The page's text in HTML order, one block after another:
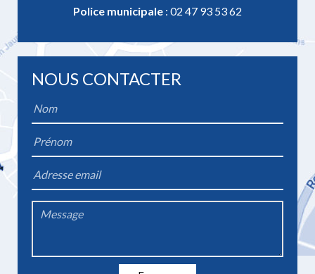
Police municipale : 02 47 93 53 62
NOUS CONTACTER
*
*